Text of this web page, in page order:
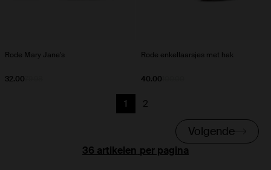
Rode Mary Jane's
32.00
Rode enkellaarsjes met hak
40.00
per pagina
Huidige pagina
1
Vorige
2
Volgende